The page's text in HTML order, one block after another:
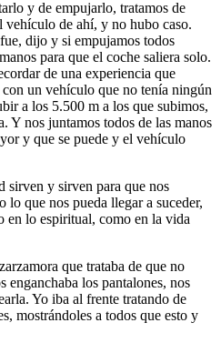
y de empujarlo, tratamos de
vehículo de ahí, y no hubo caso.
dijo y si empujamos todos
para que el coche saliera solo.
de una experiencia que
un vehículo que no tenía ningún
a los 5.500 m a los que subimos,
Y nos juntamos todos de las manos
y que se puede y el vehículo
sirven y sirven para que nos
lo que nos pueda llegar a suceder,
en lo espiritual, como en la vida
que trataba de que no
enganchaba los pantalones, nos
Yo iba al frente tratando de
mostrándoles a todos que esto y